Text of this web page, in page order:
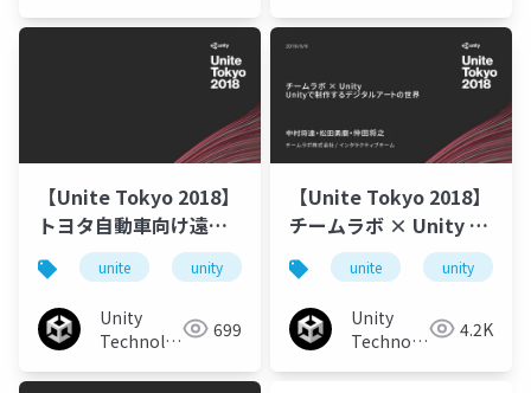
【Unite Tokyo 2018】
トヨタ自動車向け遠隔
地3D車両情報共有 シス
テムにおける Photon
ご利用事例と最新情報
ご紹介
unite unity unity3d unitetokyo
Unity
Technologies 699
【Unite Tokyo 2018】
チームラボ × Unity ～
Unityで制作するデジタ
ルアートの世界～
unite unity
Unity
Technologies 4.2K